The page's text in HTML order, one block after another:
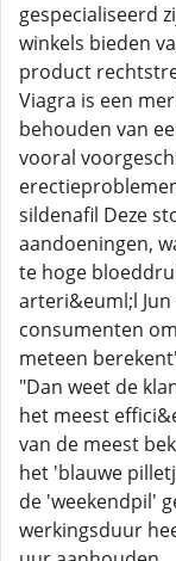
gespecialiseerd
winkels bieden
product
Viagra is een
behouden van
vooral
sildenafil Deze
aandoeningen,
te hoge
arteri&euml;l
consumenten
meteen
"Dan weet de
het meest
van de meest
het 'blauwe
de 'weekendpil'
werkingsduur